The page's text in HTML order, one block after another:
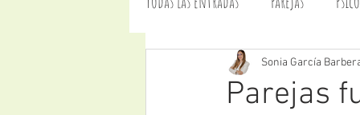
Cuentos infantiles Sección:
Parejas
Sonia García